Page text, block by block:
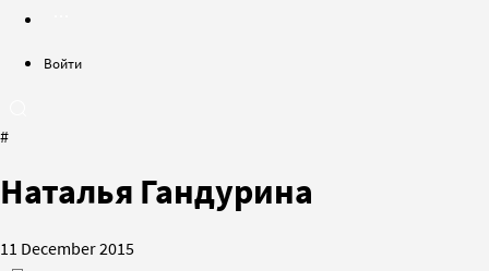
Войти
#
Наталья Гандурина
11 December 2015